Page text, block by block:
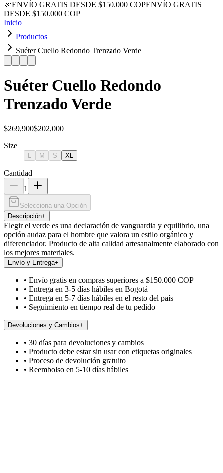
🎉ENVÍO GRATIS DESDE $150.000 COPENVÍO GRATIS
DESDE $150.000 COP
Inicio
Productos
Suéter Cuello Redondo Trenzado Verde
Suéter Cuello Redondo
Trenzado Verde
$269,900$202,000
Size
M S XL
Cantidad
1
Selecciona una Opción
Descripción+
Elegir el verde es una declaración de vanguardia y equilibrio, una
opción audaz para el hombre que valora un estilo orgánico y
diferenciador. Producto de alta calidad artesanalmente elaborado con
los mejores materiales.
Envío y Entrega+
• Envío gratis en compras superiores a $150.000 COP
• Entrega en 3-5 días hábiles en Bogotá
• Entrega en 5-7 días hábiles en el resto del país
• Seguimiento en tiempo real de tu pedido
Devoluciones y Cambios+
• 30 días para devoluciones y cambios
• Producto debe estar sin usar con etiquetas originales
• Proceso de devolución gratuito
• Reembolso en 5-10 días hábiles